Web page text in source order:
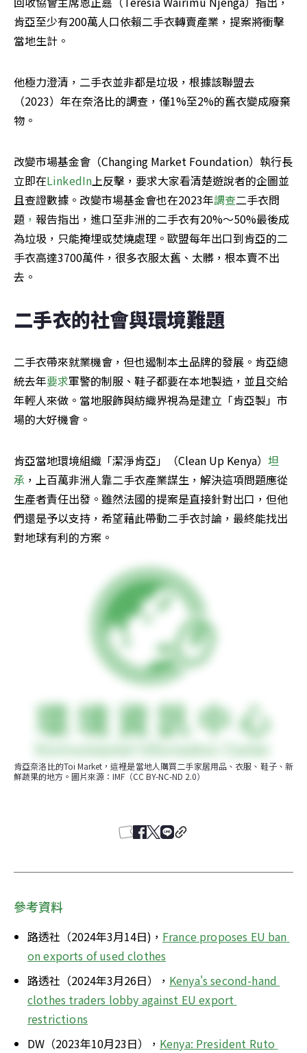
肯亞至少有200萬人口依賴二手衣轉賣產業，提案將衝擊
當地生計。
他極力澄清，二手衣並非都是垃圾，根據該聯盟去
（2023）年在奈洛比的調查，僅1%至2%的舊衣變成廢棄
物。
改變市場基金會（Changing Market Foundation）執行長
立即在LinkedIn上反擊，要求大家看清楚遊說者的企圖並
且查證數據。改變市場基金會也在2023年調查二手衣問
題 ，報告指出，進口至非洲的二手衣有20%～50%最後成
為垃圾，只能掩埋或焚燒處理。歐盟每年出口到肯亞的二
手衣高達3700萬件，很多衣服太舊、太髒，根本賣不出
去。
二手衣的社會與環境難題
二手衣帶來就業機會，但也遏制本土品牌的發展。肯亞總
統去年要求軍警的制服、鞋子都要在本地製造，並且交給
年輕人來做。當地服飾與紡織界視為是建立「肯亞製」市
場的大好機會。
肯亞當地環境組織「潔淨肯亞」（Clean Up Kenya） 坦
承 ，上百萬非洲人靠二手衣產業謀生，解決這項問題應從
生產者責任出發。雖然法國的提案是直接針對出口，但他
們還是予以支持，希望藉此帶動二手衣討論，最終能找出
對地球有利的方案。
肯亞奈洛比的Toi Market，這裡是當地人購買二手家居用品、衣服、鞋子、新
鮮蔬果的地方。圖片來源：IMF（CC BY-NC-ND 2.0）
參考資料
路透社（2024年3月14日)， France proposes EU ban
on exports of used clothes
路透社（2024年3月26日）， Kenya's second-hand
clothes traders lobby against EU export
restrictions
DW（2023年10月23日）， Kenya: President Ruto